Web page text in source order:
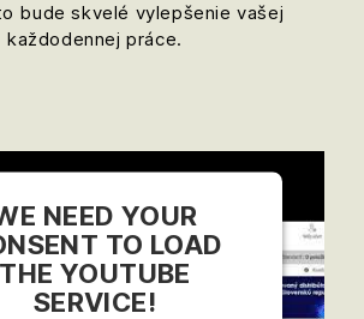
bude skvelé vylepšenie vašej
každodennej práce.
NEED YOUR
TO LOAD
THE YOUTUBE
SERVICE!